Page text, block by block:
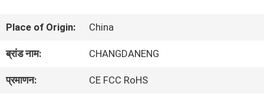
हमारे
बारे
में
Place of Origin: China
ब्रांड नाम: CHANGDANENG
प्रमाणन: CE FCC RoHS